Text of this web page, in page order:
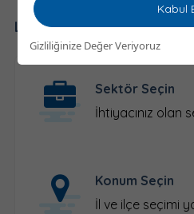
Kabul
Gizliliğinize Değer Veriyoruz
Lokal İşletmeleri Keşfet
Sektör Seçin
İhtiyacınız olan
Konum Seçin
İl ve ilçe seçimi